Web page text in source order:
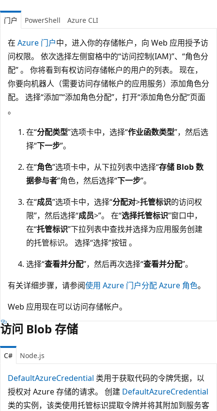
门户 PowerShell Azure CLI
在 Azure 门户中，进入你的存储帐户，向 Web 应用授予访
问权限。 依次选择左侧窗格中的“访问控制(IAM)”、“角色分
配” 。 你将看到有权访问存储帐户的用户的列表。 现在，
你要向机器人（需要访问存储帐户的应用服务）添加角色分
配。 选择“添加”“添加角色分配”，打开“添加角色分配”页面
。
在“分配类型”选项卡中，选择“作业函数类型”，然后选
择“下一步”。
在“角色”选项卡中，从下拉列表中选择“存储 Blob 数
据参与者”角色，然后选择“下一步”。
在“成员”选项卡中，选择“分配对>托管标识的访问权
限”，然后选择“成员>”。 在“选择托管标识”窗口中，
在“托管标识”下拉列表中查找并选择为应用服务创建
的托管标识。 选择“选择”按钮 。
选择“查看并分配”，然后再次选择“查看并分配”。
有关详细步骤，请参阅使用 Azure 门户分配 Azure 角色。
Web 应用现在可以访问存储帐户。
访问 Blob 存储
C# Node.js
DefaultAzureCredential 类用于获取代码的令牌凭据，以
授权对 Azure 存储的请求。 创建 DefaultAzureCredential
类的实例，该类使用托管标识提取令牌并将其附加到服务客